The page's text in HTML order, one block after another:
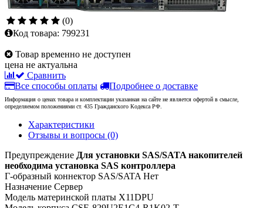
(0)
Код товара: 799231
Товар временно не доступен
цена не актуальна
Сравнить
Все способы оплаты
Подробнее о доставке
Информация о ценах товара и комплектации указанная на сайте не является офертой в смысле,
определяемом положениями ст. 435 Гражданского Кодекса РФ.
Характеристики
Отзывы и вопросы (0)
Предупреждение Для установки SAS/SATA накопителей
необходима установка SAS контроллера
Г-образный коннектор SAS/SATA Нет
Назначение Сервер
Модель материнской платы X11DPU